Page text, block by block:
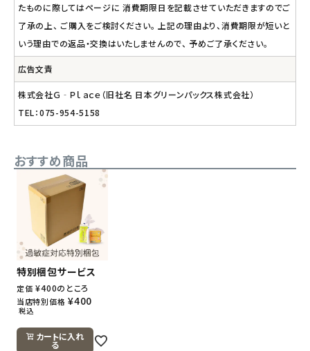
たものに際してはページに 消費期限日を記載させていただきますのでご
了承の上、 ご購入をご検討ください。 上記の理由より、消費期限が短いと
いう理由での返品・交換はいたしませんので、 予めご了承ください。
広告文責
株式会社Ｇ‐Ｐｌａｃｅ（旧社名 日本グリーンパックス株式会社）
TEL：075-954-5158
おすすめ商品
特別梱包サービス
定価 ¥400のところ
当店特別価格 ¥400
税込
カートに入れ
る